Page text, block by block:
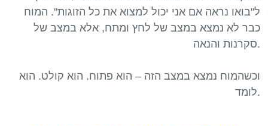
ל"בואו נראה אם אני יכול למצוא את כל הזוגות". המוח
כבר לא נמצא במצב של לחץ ומתח, אלא במצב של
סקרנות והנאה.
וכשהמוח נמצא במצב הזה – הוא פתוח. הוא קולט. הוא